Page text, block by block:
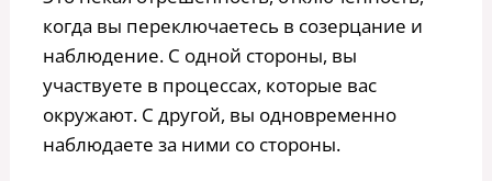
когда вы переключаетесь в созерцание и
наблюдение. С одной стороны, вы
участвуете в процессах, которые вас
окружают. С другой, вы одновременно
наблюдаете за ними со стороны.